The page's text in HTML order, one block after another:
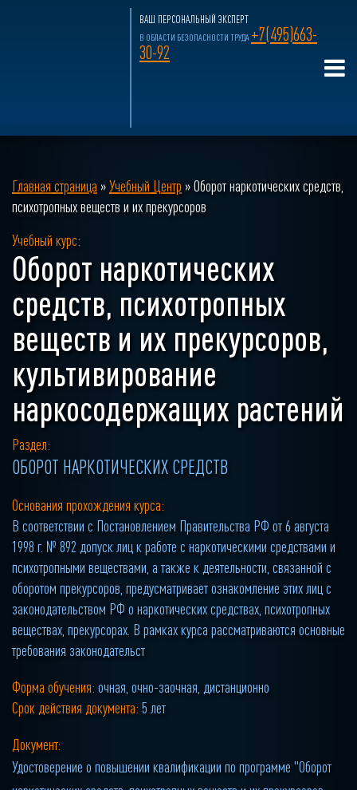
ВАШ ПЕРСОНАЛЬНЫЙ ЭКСПЕРТ
В ОБЛАСТИ БЕЗОПАСНОСТИ ТРУДА +7(495)663-
30-92
Главная страница »Учебный Центр »Оборот наркотических средств,
психотропных веществ и их прекурсоров
Учебный курс:
Оборот наркотических
средств, психотропных
веществ и их прекурсоров,
культивирование
наркосодержащих растений
Раздел:
ОБОРОТ НАРКОТИЧЕСКИХ СРЕДСТВ
Основания прохождения курса:
В соответствии с Постановлением Правительства РФ от 6 августа
1998 г. № 892 допуск лиц к работе с наркотическими средствами и
психотропными веществами, а также к деятельности, связанной с
оборотом прекурсоров, предусматривает ознакомление этих лиц с
законодательством РФ о наркотических средствах, психотропных
веществах, прекурсорах. В рамках курса рассматриваются основные
требования законодательст
Форма обучения: очная, очно-заочная, дистанционно
Срок действия документа: 5 лет
Документ:
Удостоверение о повышении квалификации по программе "Оборот